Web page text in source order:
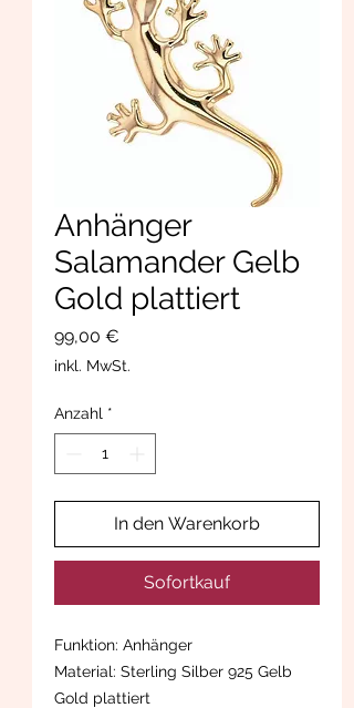
Anhänger
Salamander Gelb
Gold plattiert
99,00 €
inkl. MwSt.
Anzahl *
In den Warenkorb
Sofortkauf
Funktion: Anhänger
Material: Sterling Silber 925 Gelb
Gold plattiert